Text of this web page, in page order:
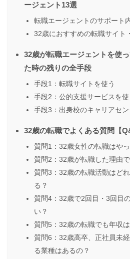
ージェント13選
転職エージェントのサポート
32歳におすすめの転職サイト
32歳が転職エージェントを使
た時の残りの全手段
手段1：転職サイトを使う
手段2：公的支援サービスを使
手段3：出身校のキャリアセン
32歳の転職でよくある質問【
質問1：32歳女性の転職はや
質問2：32歳が転職した理由
質問3：32歳の転職活動はど
る？
質問4：32歳で2回目・3回目
い？
質問5：32歳の転職でも年収
質問6：32歳高卒、正社員未
る業種はあるの？